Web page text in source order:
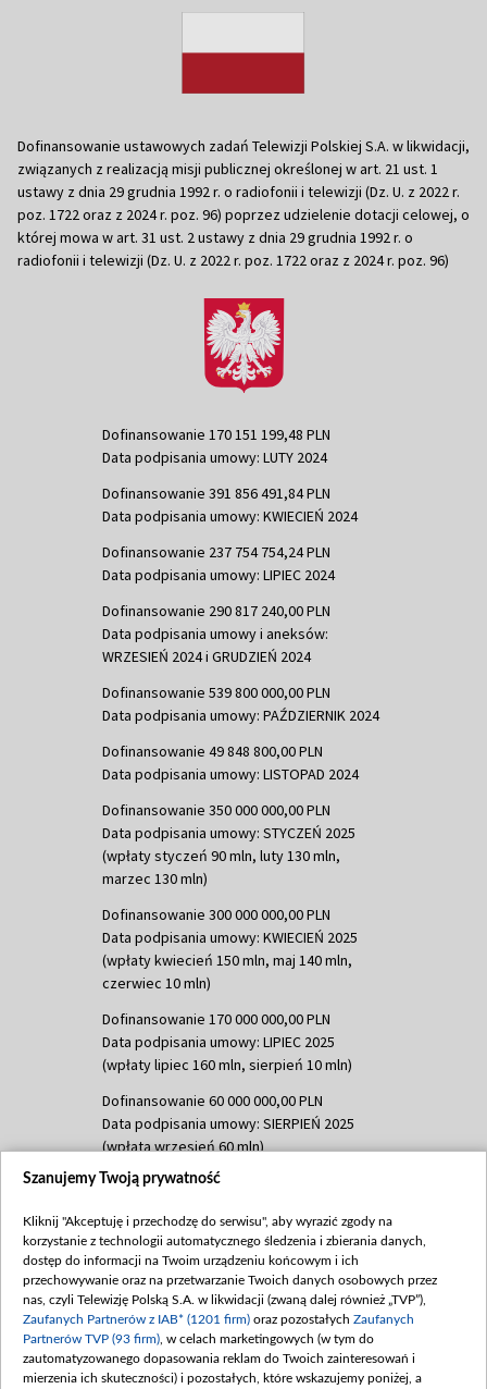
Dofinansowanie ustawowych zadań Telewizji Polskiej S.A. w likwidacji,
związanych z realizacją misji publicznej określonej w art. 21 ust. 1
ustawy z dnia 29 grudnia 1992 r. o radiofonii i telewizji (Dz. U. z 2022 r.
poz. 1722 oraz z 2024 r. poz. 96) poprzez udzielenie dotacji celowej, o
której mowa w art. 31 ust. 2 ustawy z dnia 29 grudnia 1992 r. o
radiofonii i telewizji (Dz. U. z 2022 r. poz. 1722 oraz z 2024 r. poz. 96)
Dofinansowanie 170 151 199,48 PLN
Data podpisania umowy: LUTY 2024
Dofinansowanie 391 856 491,84 PLN
Data podpisania umowy: KWIECIEŃ 2024
Dofinansowanie 237 754 754,24 PLN
Data podpisania umowy: LIPIEC 2024
Dofinansowanie 290 817 240,00 PLN
Data podpisania umowy i aneksów:
WRZESIEŃ 2024 i GRUDZIEŃ 2024
Dofinansowanie 539 800 000,00 PLN
Data podpisania umowy: PAŹDZIERNIK 2024
Dofinansowanie 49 848 800,00 PLN
Data podpisania umowy: LISTOPAD 2024
Dofinansowanie 350 000 000,00 PLN
Data podpisania umowy: STYCZEŃ 2025
(wpłaty styczeń 90 mln, luty 130 mln,
marzec 130 mln)
Dofinansowanie 300 000 000,00 PLN
Data podpisania umowy: KWIECIEŃ 2025
(wpłaty kwiecień 150 mln, maj 140 mln,
czerwiec 10 mln)
Dofinansowanie 170 000 000,00 PLN
Data podpisania umowy: LIPIEC 2025
(wpłaty lipiec 160 mln, sierpień 10 mln)
Dofinansowanie 60 000 000,00 PLN
Data podpisania umowy: SIERPIEŃ 2025
(wpłata wrzesień 60 mln)
Dofinansowanie 635 783 051,21 PLN
(wpłata wrzesień 100 mln, październik 350
mln, listopad 265 mln)
Dofinansowanie 48 862 000,00 PLN
Data podpisania umowy: GRUDZIEŃ 2025
(wpłata grudzień 60,548 mln)
Dofinansowanie 900 000 000,00 PLN
Szanujemy Twoją prywatność
Kliknij "Akceptuję i przechodzę do serwisu", aby wyrazić zgody na
korzystanie z technologii automatycznego śledzenia i zbierania danych,
dostęp do informacji na Twoim urządzeniu końcowym i ich
przechowywanie oraz na przetwarzanie Twoich danych osobowych przez
nas, czyli Telewizję Polską S.A. w likwidacji (zwaną dalej również „TVP”),
Zaufanych Partnerów z IAB* (1201 firm) oraz pozostałych Zaufanych
Partnerów TVP (93 firm) , w celach marketingowych (w tym do
zautomatyzowanego dopasowania reklam do Twoich zainteresowań i
mierzenia ich skuteczności) i pozostałych, które wskazujemy poniżej, a